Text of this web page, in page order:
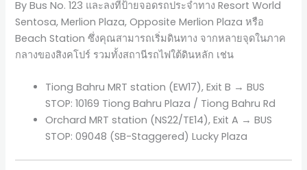
By Bus No. 123 และลงที่ป้ายจอดรถประจำทาง Resort World
Sentosa, Merlion Plaza, Opposite Merlion Plaza หรือ
Beach Station ซึ่งคุณสามารถเริ่มดินทาง จากหลายจุดในภาค
กลางของสิงคโปร์ รวมทั้งสถานีรถไฟใต้ดินหลัก เช่น
Tiong Bahru MRT station (EW17), Exit B → BUS
STOP: 10169 Tiong Bahru Plaza / Tiong Bahru Rd
Orchard MRT station (NS22/TE14), Exit A → BUS
STOP: 09048 (SB-Staggered) Lucky Plaza